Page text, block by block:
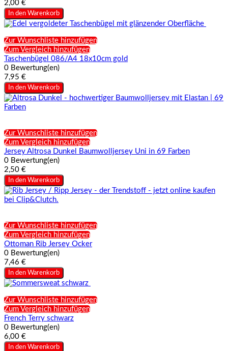
2,00 €
In den Warenkorb
Zur Wunschliste hinzufügen
Zum Vergleich hinzufügen
Taschenbügel 086/A4 18x10cm gold
0 Bewertung(en)
7,95 €
In den Warenkorb
Zur Wunschliste hinzufügen
Zum Vergleich hinzufügen
Jersey Altrosa Dunkel Baumwolljersey Uni in 69 Farben
0 Bewertung(en)
2,50 €
In den Warenkorb
Zur Wunschliste hinzufügen
Zum Vergleich hinzufügen
Ottoman Rib Jersey Ocker
0 Bewertung(en)
7,46 €
In den Warenkorb
Zur Wunschliste hinzufügen
Zum Vergleich hinzufügen
French Terry schwarz
0 Bewertung(en)
6,00 €
In den Warenkorb